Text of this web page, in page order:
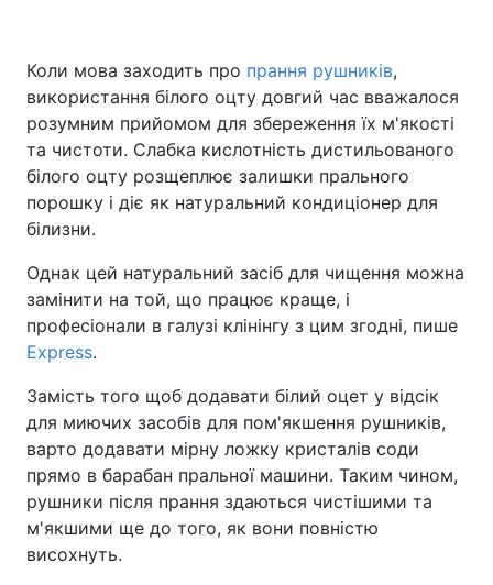
Коли мова заходить про прання рушників,
використання білого оцту довгий час вважалося
розумним прийомом для збереження їх м'якості
та чистоти. Слабка кислотність дистильованого
білого оцту розщеплює залишки прального
порошку і діє як натуральний кондиціонер для
білизни.
Однак цей натуральний засіб для чищення можна
замінити на той, що працює краще, і
професіонали в галузі клінінгу з цим згодні, пише
Express.
Замість того щоб додавати білий оцет у відсік
для миючих засобів для пом'якшення рушників,
варто додавати мірну ложку кристалів соди
прямо в барабан пральної машини. Таким чином,
рушники після прання здаються чистішими та
м'якшими ще до того, як вони повністю
висохнуть.